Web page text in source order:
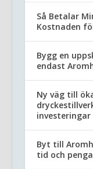
Så Betalar
Kostnaden
Bygg en
endast
Ny väg till
investeringar
Byt till
tid och